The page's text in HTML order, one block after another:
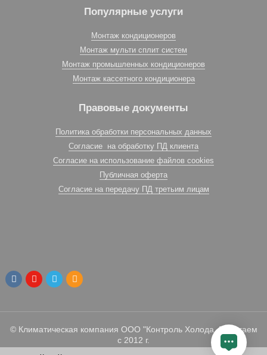
Популярные услуги
Монтаж кондиционеров
Монтаж мульти сплит систем
Монтаж промышленных кондиционеров
Монтаж кассетного кондиционера
Правовые документы
Политика обработки персональных данных
Согласие на обработку ПД клиента
Согласие на использование файлов cookies
Публичная оферта
Согласие на передачу ПД третьим лицам
© Климатическая компания ООО "Контроль Холода. Работаем
с 2012 г.